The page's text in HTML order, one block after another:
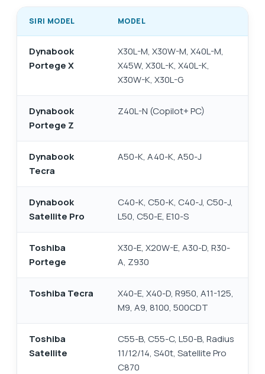
SIRI MODEL MODEL
Dynabook
Portege X
X30L-M, X30W-M, X40L-M,
X45W, X30L-K, X40L-K,
X30W-K, X30L-G
Dynabook
Portege Z
Z40L-N (Copilot+ PC)
Dynabook
Tecra
A50-K, A40-K, A50-J
Dynabook
Satellite Pro
C40-K, C50-K, C40-J, C50-J,
L50, C50-E, E10-S
Toshiba
Portege
X30-E, X20W-E, A30-D, R30-
A, Z930
Toshiba Tecra
X40-E, X40-D, R950, A11-125,
M9, A9, 8100, 500CDT
Toshiba
Satellite
C55-B, C55-C, L50-B, Radius
11/12/14, S40t, Satellite Pro
C870